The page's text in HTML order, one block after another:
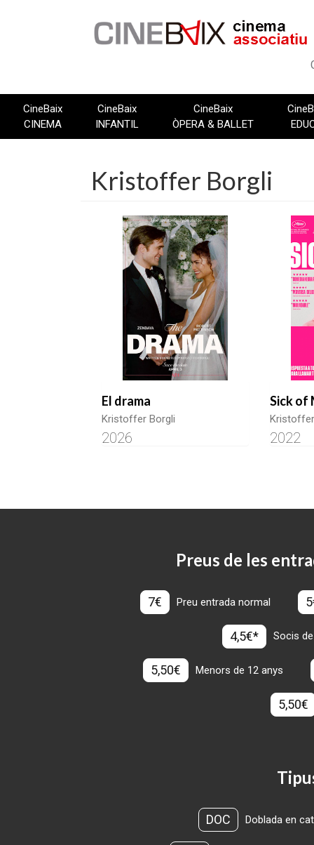
CineBaix
CINEMA
CineBaix
INFANTIL
CineBaix
ÒPERA & BALLET
Kristoffer Borgli
El drama
Kristoffer Borgli
2026
Sick of
2022
Preus de les
7€ Preu entrada normal
4,5€* Socis
5,50€ Menors de 12 anys
5,50€
DOC Doblada en